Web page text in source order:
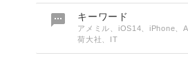
 キーワード
アメミル、iOS14、iPhone、
荷大社、IT